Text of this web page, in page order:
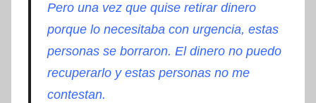
Pero una vez que quise retirar dinero
porque lo necesitaba con urgencia, estas
personas se borraron. El dinero no puedo
recuperarlo y estas personas no me
contestan.